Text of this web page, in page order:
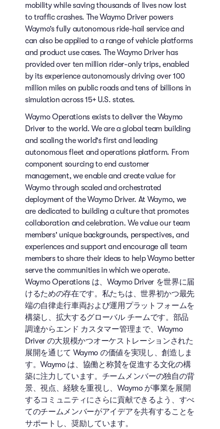
mobility while saving thousands of lives now lost
to traffic crashes. The Waymo Driver powers
Waymo’s fully autonomous ride-hail service and
can also be applied to a range of vehicle platforms
and product use cases. The Waymo Driver has
provided over ten million rider-only trips, enabled
by its experience autonomously driving over 100
million miles on public roads and tens of billions in
simulation across 15+ U.S. states.
Waymo Operations exists to deliver the Waymo
Driver to the world. We are a global team building
and scaling the world's first and leading
autonomous fleet and operations platform. From
component sourcing to end customer
management, we enable and create value for
Waymo through scaled and orchestrated
deployment of the Waymo Driver. At Waymo, we
are dedicated to building a culture that promotes
collaboration and celebration. We value our team
members' unique backgrounds, perspectives, and
experiences and support and encourage all team
members to share their ideas to help Waymo better
serve the communities in which we operate.
Waymo Operations は、Waymo Driver を世界に届
けるための存在です。私たちは、世界初かつ最先
端の自律走行車両および運用プラットフォームを
構築し、拡大するグローバル チームです。部品
調達からエンド カスタマー管理まで、Waymo
Driver の大規模かつオーケストレーションされた
展開を通じて Waymo の価値を実現し、創造しま
す。Waymo は、協働と称賛を促進する文化の構
築に注力しています。チームメンバーの独自の背
景、視点、経験を重視し、Waymo が事業を展開
するコミュニティにさらに貢献できるよう、すべ
てのチームメンバーがアイデアを共有することを
サポートし、奨励しています。